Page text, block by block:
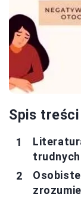
Spis treści